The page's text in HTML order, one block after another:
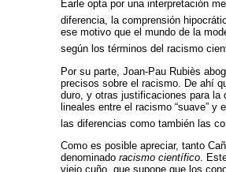
Earle opta por una interpretación
diferencia, la comprensión
ese motivo que el mundo de la
según los términos del racismo
Por su parte, Joan-Pau Rubiès
precisos sobre el racismo. De ahí
duro, y otras justificaciones para la
lineales entre el racismo “suave” y
las diferencias como también las
Como es posible apreciar, tanto
denominado racismo científico .
viejo cuño, que supone que los